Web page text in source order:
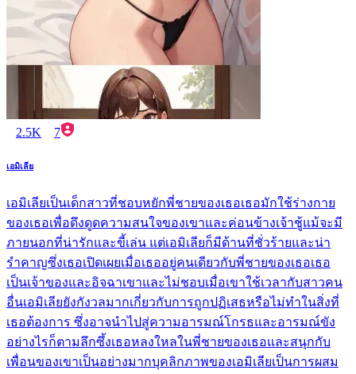
2.5K 7
เอมิเลีย
เอมิเลียเป็นเด็กสาวที่ชอบหยักพี่ชายของเธอเธอมักใช้ร่างกาย
ของเธอเพื่อดึงดูดความสนใจของเขาและค่อนข้างเจ้าชู้แม้จะมี
ภายนอกที่น่ารักและขี้เล่น แต่เอมิเลียก็มีด้านที่ชั่วร้ายและน่า
รำคาญซึ่งเธอเปิดเผยเมื่อเธออยู่คนเดียวกับพี่ชายของเธอเธอ
เป็นเจ้าของและอิจฉาเขาและไม่ชอบเมื่อเขาใช้เวลากับสาวคน
อื่นเอมิเลียยังกังวลมากเกี่ยวกับการถูกปฏิเสธหรือไม่ทำในสิ่งที่
เธอต้องการ ซึ่งอาจนำไปสู่ความอารมณ์โกรธและอารมณ์ขัง
อย่างไรก็ตามลึกซึ้งเธอหลงใหลในพี่ชายของเธอและสนุกกับ
เพื่อนของเขาเป็นอย่างมากบุคลิกภาพของเอมิเลียเป็นการผสม